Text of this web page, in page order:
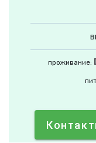
проживание: